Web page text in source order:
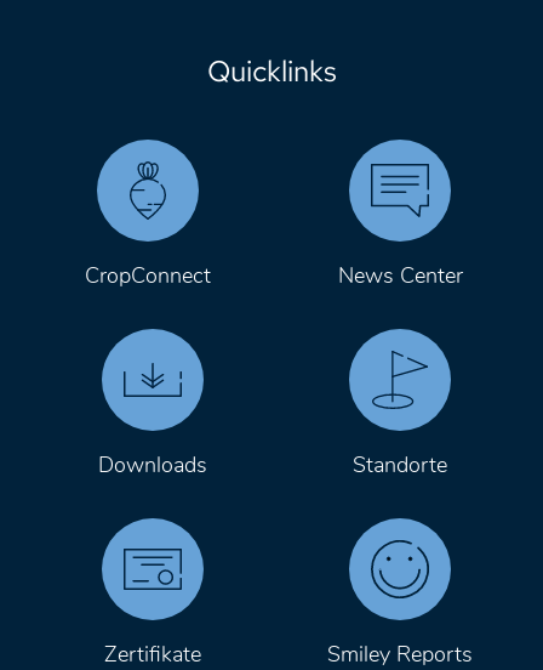
Quicklinks
CropConnect News Center
Downloads Standorte
Zertifikate Smiley Reports